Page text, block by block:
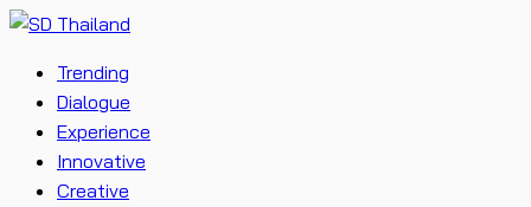
Trending
Dialogue
Experience
Innovative
Creative